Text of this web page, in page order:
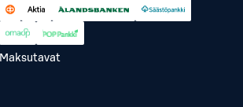
Maksutavat